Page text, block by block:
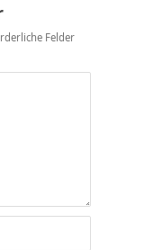
Felder